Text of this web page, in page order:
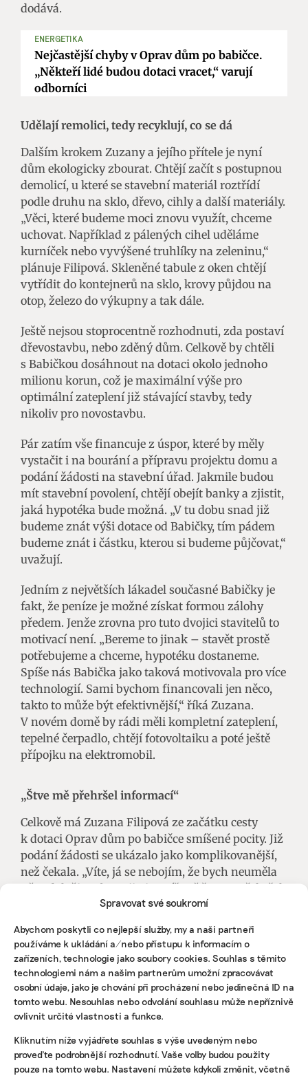
Spravovat své soukromí
Abychom poskytli co nejlepší služby, my a naši partneři
používáme k ukládání a/nebo přístupu k informacím o
zařízeních, technologie jako soubory cookies. Souhlas s těmito
technologiemi nám a našim partnerům umožní zpracovávat
osobní údaje, jako je chování při procházení nebo jedinečná ID na
tomto webu. Nesouhlas nebo odvolání souhlasu může nepříznivě
ovlivnit určité vlastnosti a funkce.
Kliknutím níže vyjádřete souhlas s výše uvedeným nebo
proveďte podrobnější rozhodnutí. Vaše volby budou použity
pouze na tomto webu. Nastavení můžete kdykoli změnit, včetně
dodává.
ENERGETIKA
Nejčastější chyby v Oprav dům po babičce.
„Někteří lidé budou dotaci vracet,“ varují
odborníci
Udělají remolici, tedy recyklují, co se dá
Dalším krokem Zuzany a jejího přítele je nyní
dům ekologicky zbourat. Chtějí začít s postupnou
demolicí, u které se stavební materiál roztřídí
podle druhu na sklo, dřevo, cihly a další materiály.
„Věci, které budeme moci znovu využít, chceme
uchovat. Například z pálených cihel uděláme
kurníček nebo vyvýšené truhlíky na zeleninu,“
plánuje Filipová. Skleněné tabule z oken chtějí
vytřídit do kontejnerů na sklo, krovy půjdou na
otop, železo do výkupny a tak dále.
Ještě nejsou stoprocentně rozhodnuti, zda postaví
dřevostavbu, nebo zděný dům. Celkově by chtěli
s Babičkou dosáhnout na dotaci okolo jednoho
milionu korun, což je maximální výše pro
optimální zateplení již stávající stavby, tedy
nikoliv pro novostavbu.
Pár zatím vše financuje z úspor, které by měly
vystačit i na bourání a přípravu projektu domu a
podání žádosti na stavební úřad. Jakmile budou
mít stavební povolení, chtějí obejít banky a zjistit,
jaká hypotéka bude možná. „V tu dobu snad již
budeme znát výši dotace od Babičky, tím pádem
budeme znát i částku, kterou si budeme půjčovat,“
uvažují.
Jedním z největších lákadel současné Babičky je
fakt, že peníze je možné získat formou zálohy
předem. Jenže zrovna pro tuto dvojici stavitelů to
motivací není. „Bereme to jinak – stavět prostě
potřebujeme a chceme, hypotéku dostaneme.
Spíše nás Babička jako taková motivovala pro více
technologií. Sami bychom financovali jen něco,
takto to může být efektivnější,“ říká Zuzana.
V novém domě by rádi měli kompletní zateplení,
tepelné čerpadlo, chtějí fotovoltaiku a poté ještě
přípojku na elektromobil.
„Štve mě přehršel informací“
Celkově má Zuzana Filipová ze začátku cesty
k dotaci Oprav dům po babičce smíšené pocity. Již
podání žádosti se ukázalo jako komplikovanější,
než čekala. „Víte, já se nebojím, že bych neuměla
něco doložit nebo zajistit, spíš mě štve ta přehršel
informací. Tuhle články, tady podcast, tamhle
protože informace jdou mnohdy proti sobě a
vylučují se,“ krčí rameny stavitelka.
Vadí jí také, že konzultanti neumějí odpovědět na
jednoduchou otázku, tedy zda se bude v jejich
případě jednat o rekonstrukci, nebo o novostavbu.
„A to ve mně vyvolává pocit: Zuzko, to nedáš!
Něco přehlídneš a kvůli hlouposti ti prostě nic
nedají,“ svěřuje se Filipová.